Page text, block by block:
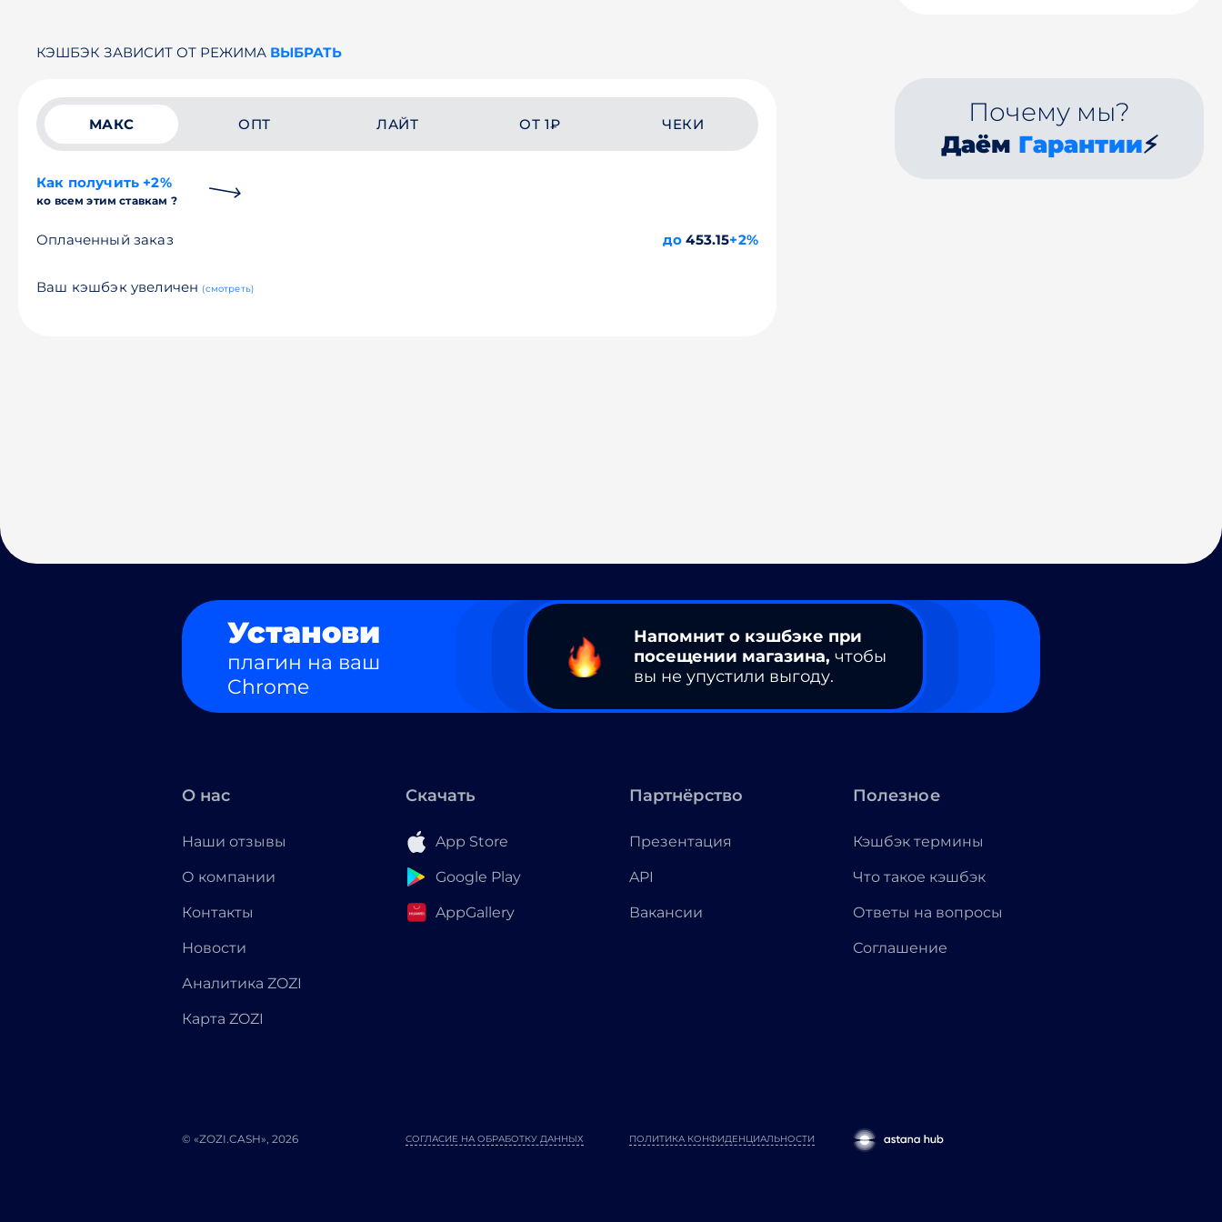
КЭШБЭК ЗАВИСИТ ОТ РЕЖИМА ВЫБРАТЬ
МАКС ОПТ ЛАЙТ ОТ 1₽ ЧЕКИ
Как получить +2%
ко всем этим ставкам ?
Оплаченный заказ до 453.15+2%
Ваш кэшбэк увеличен (смотреть)
Почему мы?
Даём Гарантии⚡
Установи
плагин на ваш
Chrome
Напомнит о кэшбэке при
посещении магазина, чтобы
вы не упустили выгоду.
О нас
Наши отзывы
О компании
Контакты
Новости
Аналитика ZOZI
Карта ZOZI
Скачать
App Store
Google Play
AppGallery
Партнёрство
Презентация
API
Вакансии
Полезное
Кэшбэк термины
Что такое кэшбэк
Ответы на вопросы
Соглашение
© «ZOZI.CASH», 2026 ПОЛИТИКА КОНФИДЕНЦИАЛЬНОСТИ
СОГЛАСИЕ НА ОБРАБОТКУ ДАННЫХ